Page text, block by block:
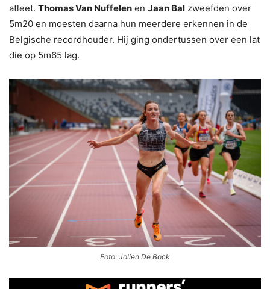
atleet. Thomas Van Nuffelen en Jaan Bal zweefden over
5m20 en moesten daarna hun meerdere erkennen in de
Belgische recordhouder. Hij ging ondertussen over een lat
die op 5m65 lag.
Foto: Jolien De Bock